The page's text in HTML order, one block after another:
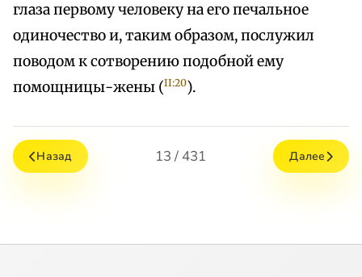
глаза первому человеку на его печальное
одиночество и, таким образом, послужил
поводом к сотворению подобной ему
помощницы-жены (II:20).
Назад 13 / 431 Далее